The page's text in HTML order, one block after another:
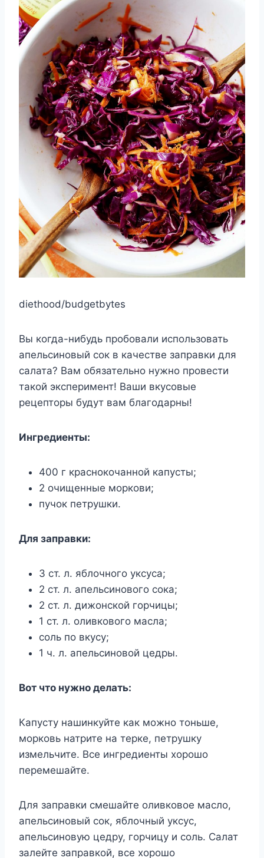
diethood/budgetbytes
Вы когда-нибудь пробовали использовать
апельсиновый сок в качестве заправки для
салата? Вам обязательно нужно провести
такой эксперимент! Ваши вкусовые
рецепторы будут вам благодарны!
Ингредиенты:
400 г краснокочанной капусты;
2 очищенные моркови;
пучок петрушки.
Для заправки:
3 ст. л. яблочного уксуса;
2 ст. л. апельсинового сока;
2 ст. л. дижонской горчицы;
1 ст. л. оливкового масла;
соль по вкусу;
1 ч. л. апельсиновой цедры.
Вот что нужно делать:
Капусту нашинкуйте как можно тоньше,
морковь натрите на терке, петрушку
измельчите. Все ингредиенты хорошо
перемешайте.
Для заправки смешайте оливковое масло,
апельсиновый сок, яблочный уксус,
апельсиновую цедру, горчицу и соль. Салат
залейте заправкой, все хорошо